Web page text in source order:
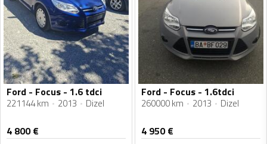
Ford - Focus - 1.6 tdci
221144 km 2013 Dizel
4 800€
Ford - Focus - 1.6tdci
260000 km 2013 Dizel
4 950€